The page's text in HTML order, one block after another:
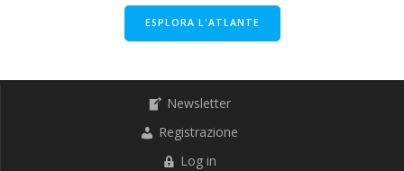
ESPLORA L'ATLANTE
Newsletter
Registrazione
Log in